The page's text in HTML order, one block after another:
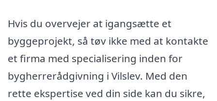
Hvis du overvejer at igangsætte et
byggeprojekt, så tøv ikke med at kontakte
et firma med specialisering inden for
bygherrerådgivning i Vilslev. Med den
rette ekspertise ved din side kan du sikre,